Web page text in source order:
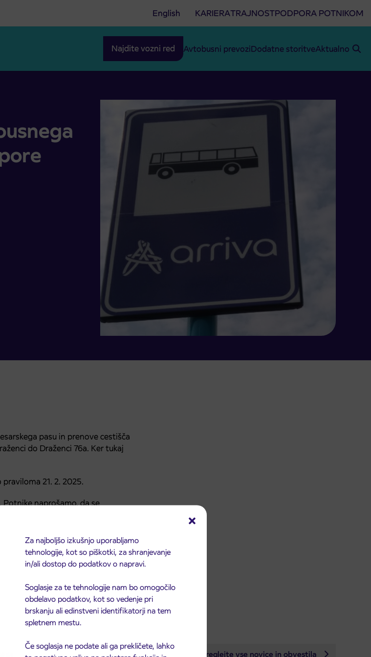
Za najboljšo izkušnjo uporabljamo
tehnologije, kot so piškotki, za shranjevanje
in/ali dostop do podatkov o napravi.
Soglasje za te tehnologije nam bo omogočilo
obdelavo podatkov, kot so vedenje pri
brskanju ali edinstveni identifikatorji na tem
spletnem mestu.
Če soglasja ne podate ali ga prekličete, lahko
English KARIERATRAJNOSTPODPORA POTNIKOM
Najdite vozni red Avtobusni prevoziDodatne storitveAktualno
v Dražencih
pasu in prenove cestišča
do Draženci 76a. Ker tukaj
21. 2. 2025.
Potnike naprošamo, da se
Preglejte vse novice in obvestila